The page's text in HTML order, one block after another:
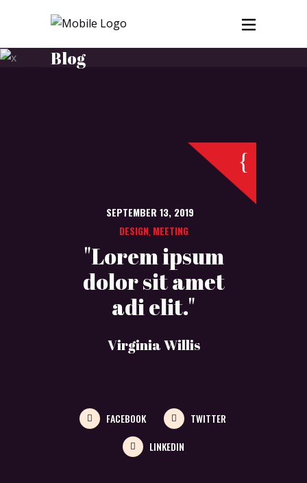
Blog
SEPTEMBER 13, 2019
DESIGN, MEETING
"Lorem ipsum
dolor sit amet
adi elit."
Virginia Willis
FACEBOOK
TWITTER
LINKEDIN